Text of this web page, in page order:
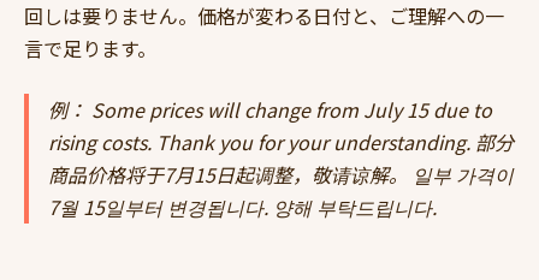
回しは要りません。価格が変わる日付と、ご理解への一
言で足ります。
例： Some prices will change from July 15 due to
rising costs. Thank you for your understanding. 部分
商品价格将于7月15日起调整，敬请谅解。 일부 가격이
7월 15일부터 변경됩니다. 양해 부탁드립니다.